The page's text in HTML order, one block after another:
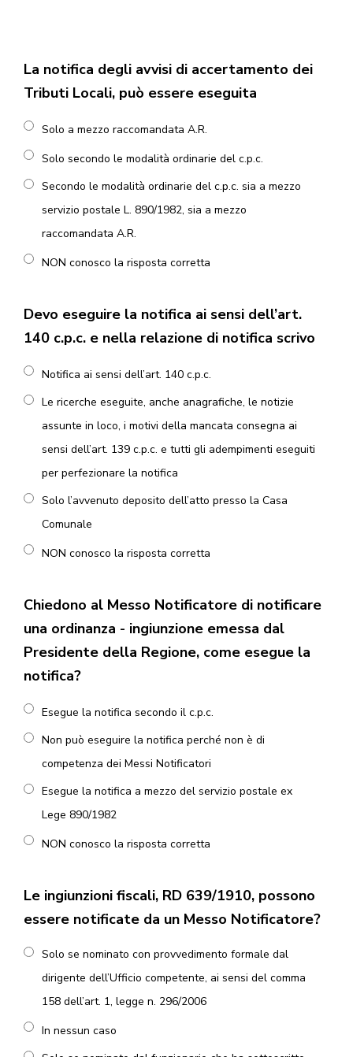
La notifica degli avvisi di accertamento dei
Tributi Locali, può essere eseguita
Solo a mezzo raccomandata A.R.
Solo secondo le modalità ordinarie del c.p.c.
Secondo le modalità ordinarie del c.p.c. sia a mezzo
servizio postale L. 890/1982, sia a mezzo
raccomandata A.R.
NON conosco la risposta corretta
Devo eseguire la notifica ai sensi dell’art.
140 c.p.c. e nella relazione di notifica scrivo
Notifica ai sensi dell’art. 140 c.p.c.
Le ricerche eseguite, anche anagrafiche, le notizie
assunte in loco, i motivi della mancata consegna ai
sensi dell’art. 139 c.p.c. e tutti gli adempimenti eseguiti
per perfezionare la notifica
Solo l’avvenuto deposito dell’atto presso la Casa
Comunale
NON conosco la risposta corretta
Chiedono al Messo Notificatore di notificare
una ordinanza - ingiunzione emessa dal
Presidente della Regione, come esegue la
notifica?
Esegue la notifica secondo il c.p.c.
Non può eseguire la notifica perché non è di
competenza dei Messi Notificatori
Esegue la notifica a mezzo del servizio postale ex
Lege 890/1982
NON conosco la risposta corretta
Le ingiunzioni fiscali, RD 639/1910, possono
essere notificate da un Messo Notificatore?
Solo se nominato con provvedimento formale dal
dirigente dell’Ufficio competente, ai sensi del comma
158 dell’art. 1, legge n. 296/2006
In nessun caso